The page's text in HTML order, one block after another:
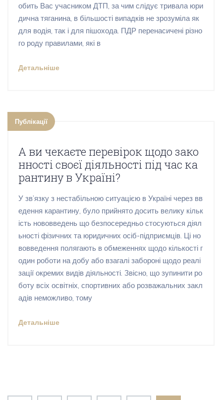
обить Вас учасником ДТП, за чим слідує тривала юри
дична тяганина, в більшості випадків не зрозуміла як
для водія, так і для пішохода. ПДР перенасичені різно
го роду правилами, які в
Детальніше
Публікації
А ви чекаєте перевірок щодо зако
нності своєї діяльності під час ка
рантину в Україні?
У зв’язку з нестабільною ситуацією в Україні через вв
едення карантину, було прийнято досить велику кільк
ість нововведень що безпосередньо стосуються діял
ьності фізичних та юридичних осіб-підприємців. Ці но
вовведення полягають в обмеженнях щодо кількості г
один роботи на добу або взагалі забороні щодо реалі
зації окремих видів діяльності. Звісно, що зупинити ро
боту всіх освітніх, спортивних або розважальних закл
адів неможливо, тому
Детальніше